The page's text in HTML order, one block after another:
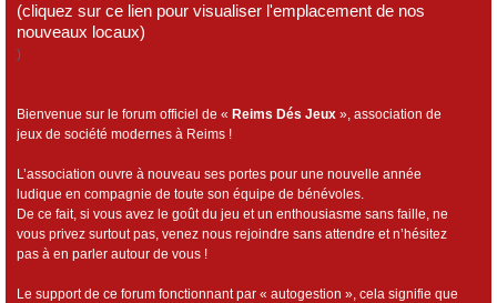
(cliquez sur ce lien pour visualiser l'emplacement de nos
nouveaux locaux)
)
Bienvenue sur le forum officiel de « Reims Dés Jeux », association de
jeux de société modernes à Reims !
L’association ouvre à nouveau ses portes pour une nouvelle année
ludique en compagnie de toute son équipe de bénévoles.
De ce fait, si vous avez le goût du jeu et un enthousiasme sans faille, ne
vous privez surtout pas, venez nous rejoindre sans attendre et n’hésitez
pas à en parler autour de vous !
Le support de ce forum fonctionnant par « autogestion », cela signifie que